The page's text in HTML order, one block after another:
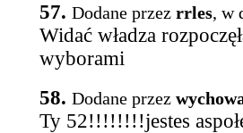
57. Dodane przez rrles, w
Widać władza
wyborami
58. Dodane przez
Ty 52!!!!!!!!jestes